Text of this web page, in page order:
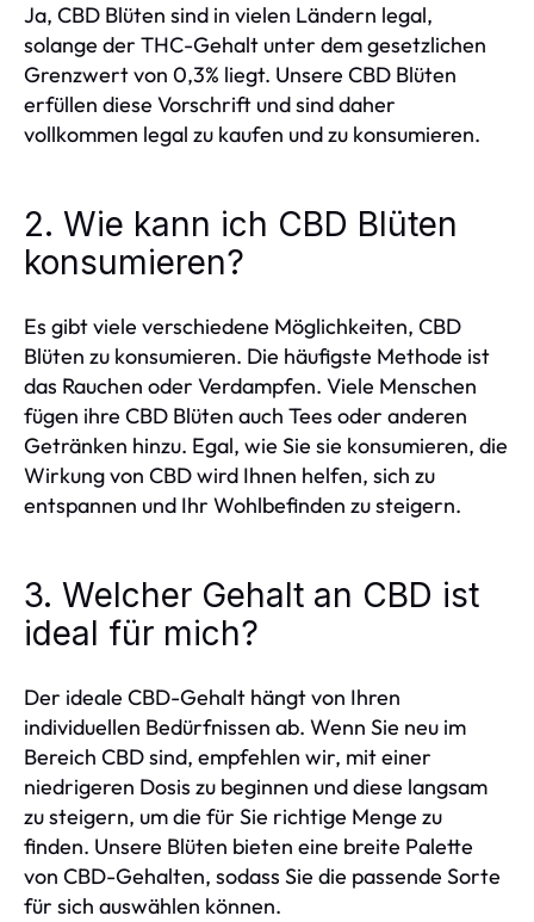
Ja, CBD Blüten sind in vielen Ländern legal,
solange der THC-Gehalt unter dem gesetzlichen
Grenzwert von 0,3% liegt. Unsere CBD Blüten
erfüllen diese Vorschrift und sind daher
vollkommen legal zu kaufen und zu konsumieren.
2. Wie kann ich CBD Blüten
konsumieren?
Es gibt viele verschiedene Möglichkeiten, CBD
Blüten zu konsumieren. Die häufigste Methode ist
das Rauchen oder Verdampfen. Viele Menschen
fügen ihre CBD Blüten auch Tees oder anderen
Getränken hinzu. Egal, wie Sie sie konsumieren, die
Wirkung von CBD wird Ihnen helfen, sich zu
entspannen und Ihr Wohlbefinden zu steigern.
3. Welcher Gehalt an CBD ist
ideal für mich?
Der ideale CBD-Gehalt hängt von Ihren
individuellen Bedürfnissen ab. Wenn Sie neu im
Bereich CBD sind, empfehlen wir, mit einer
niedrigeren Dosis zu beginnen und diese langsam
zu steigern, um die für Sie richtige Menge zu
finden. Unsere Blüten bieten eine breite Palette
von CBD-Gehalten, sodass Sie die passende Sorte
für sich auswählen können.